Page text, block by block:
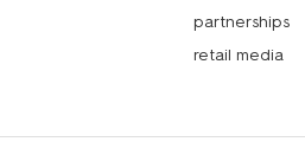
partnerships
retail media